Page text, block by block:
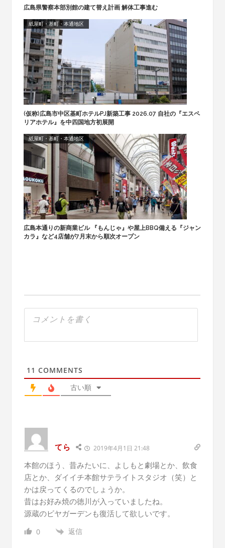
広島県警察本部別館の建て替え計画 解体工事進む
紙屋町・基町・本通地区
(仮称)広島市中区基町ホテルPJ新築工事 2026.07 自社の『エスペ
リアホテル』を中四国地方初展開
紙屋町・基町・本通地区
広島本通りの新商業ビル 『もんじゃ』や屋上BBQ備える『ジャン
カラ』など4店舗が7月末から順次オープン
11 COMMENTS
古い順
てら 2019年4月1日 21:48
本館のほう、昔みたいに、よしもと劇場とか、飲食
店とか、ダイイチ本館サテライトスタジオ（笑）と
かは戻ってくるのでしょうか。
昔はお好み焼の徳川が入っていましたね。
源蔵のビヤガーデンも復活して欲しいです。
0 返信